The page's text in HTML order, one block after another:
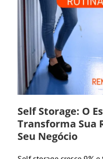
Self Storage: O
Transforma Sua
Seu Negócio